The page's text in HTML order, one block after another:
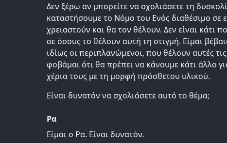
Δεν ξέρω αν μπορείτε να σχολιάσετε τη
καταστήσουμε το Νόμο του Ενός διαθέσιμο σε
χρειαστούν και θα τον θέλουν. Δεν είναι κάτι
σε όσους το θέλουν αυτή τη στιγμή. Είμαι
ιδίως οι περιπλανώμενοι, που θέλουν αυτές
φοβάμαι ότι θα πρέπει να κάνουμε κάτι άλλο
χέρια τους με τη μορφή πρόσθετου υλικού.
Είναι δυνατόν να σχολιάσετε αυτό το θέμα;
Ρα
Είμαι ο Ρα. Είναι δυνατόν.